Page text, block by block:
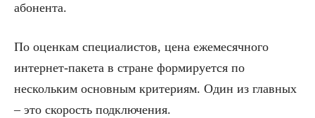
абонента.
По оценкам специалистов, цена ежемесячного
интернет-пакета в стране формируется по
нескольким основным критериям. Один из главных
– это скорость подключения.